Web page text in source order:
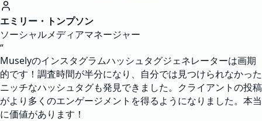
エミリー・トンプソン
ソーシャルメディアマネージャー
“
Muselyのインスタグラムハッシュタグジェネレーターは画期
的です！調査時間が半分になり、自分では見つけられなかった
ニッチなハッシュタグも発見できました。クライアントの投稿
がより多くのエンゲージメントを得るようになりました。本当
に価値があります！